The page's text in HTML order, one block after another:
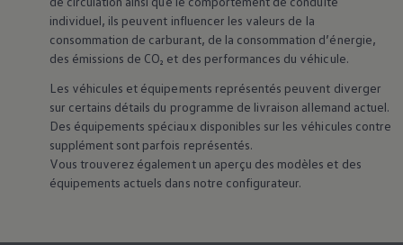
individuel, ils peuvent influencer les valeurs de la
consommation de carburant, de la consommation d’énergie,
des émissions de CO₂ et des performances du véhicule.
Les véhicules et équipements représentés peuvent diverger
sur certains détails du programme de livraison allemand actuel.
Des équipements spéciaux disponibles sur les véhicules contre
supplément sont parfois représentés.
Vous trouverez également un aperçu des modèles et des
équipements actuels dans notre configurateur.